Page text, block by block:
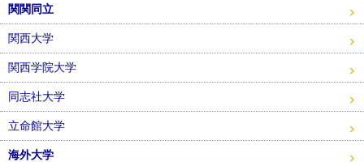
関関同立
関西大学
関西学院大学
同志社大学
立命館大学
海外大学